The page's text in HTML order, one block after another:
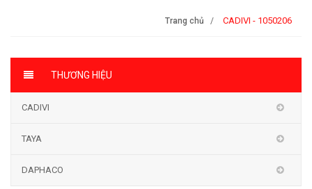
Trang chủ CADIVI - 1050206
THƯƠNG HIỆU
CADIVI
TAYA
DAPHACO